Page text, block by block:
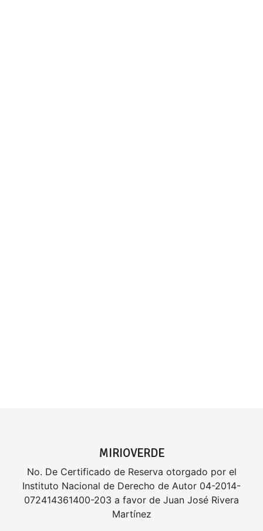
MIRIOVERDE
No. De Certificado de Reserva otorgado por el
Instituto Nacional de Derecho de Autor 04-2014-
072414361400-203 a favor de Juan José Rivera
Martínez